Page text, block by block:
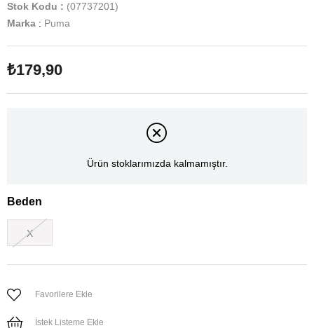
Stok Kodu
(07737201)
Marka : Puma
₺179,90
Ürün stoklarımızda kalmamıştır.
Beden
X
Favorilere Ekle
İstek Listeme Ekle